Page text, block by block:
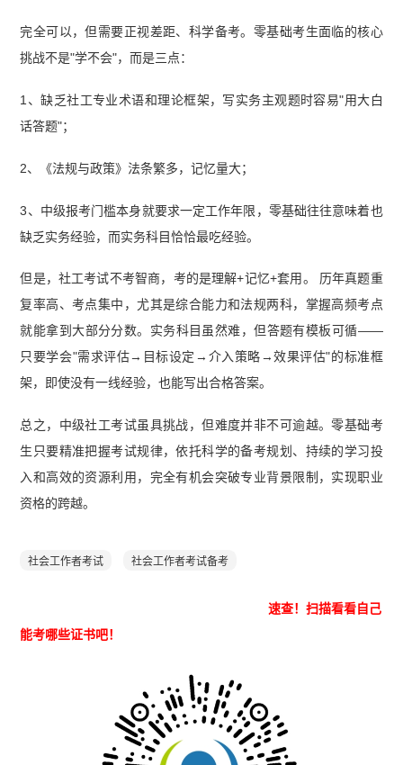
完全可以，但需要正视差距、科学备考。零基础考生面临的核心
挑战不是"学不会"，而是三点：
1、缺乏社工专业术语和理论框架，写实务主观题时容易"用大白
话答题"；
2、《法规与政策》法条繁多，记忆量大；
3、中级报考门槛本身就要求一定工作年限，零基础往往意味着也
缺乏实务经验，而实务科目恰恰最吃经验。
但是，社工考试不考智商，考的是理解+记忆+套用。 历年真题重
复率高、考点集中，尤其是综合能力和法规两科，掌握高频考点
就能拿到大部分分数。实务科目虽然难，但答题有模板可循——
只要学会"需求评估→目标设定→介入策略→效果评估"的标准框
架，即使没有一线经验，也能写出合格答案。
总之，中级社工考试虽具挑战，但难度并非不可逾越。零基础考
生只要精准把握考试规律，依托科学的备考规划、持续的学习投
入和高效的资源利用，完全有机会突破专业背景限制，实现职业
资格的跨越。
社会工作者考试 社会工作者考试备考
速查！扫描看看自己
能考哪些证书吧！